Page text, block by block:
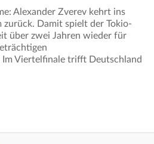
Alexander Zverev kehrt ins
zurück. Damit spielt der Tokio-
über zwei Jahren wieder für
Viertelfinale trifft Deutschland